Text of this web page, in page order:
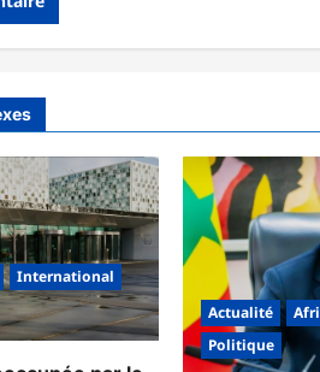
International
Actualité
Politique